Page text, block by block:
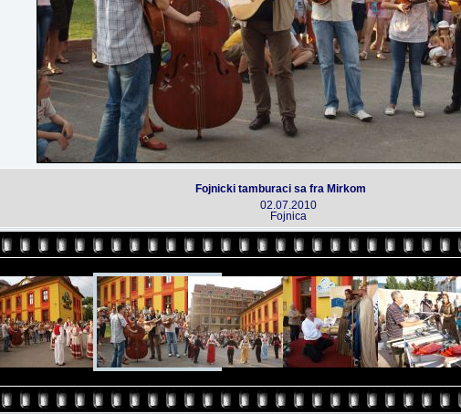
Fojnicki tamburaci sa fra Mirkom
02.07.2010
Fojnica